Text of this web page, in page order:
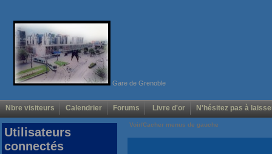
Gare de Grenoble
Nbre visiteurs Calendrier Forums Livre d'or N'hésitez pas à
Voir/Cacher menus de gauche
Utilisateurs
connectés